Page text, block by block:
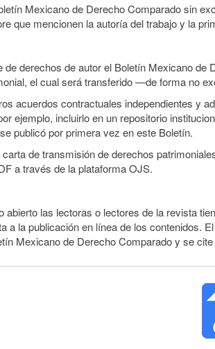
Mexicano de Derecho Comparado sin
que mencionen la autoría del trabajo y la
de derechos de autor el Boletín Mexicano
el cual será transferido —de forma no
acuerdos contractuales independientes y
ejemplo, incluirlo en un repositorio
publicó por primera vez en este Boletín.
de transmisión de derechos
a través de la plataforma OJS.
las lectoras o lectores de la revista
a la publicación en línea de los contenidos.
Mexicano de Derecho Comparado y se